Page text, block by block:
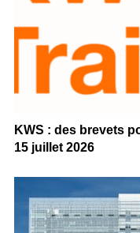
KWS : des brevets
15 juillet 2026